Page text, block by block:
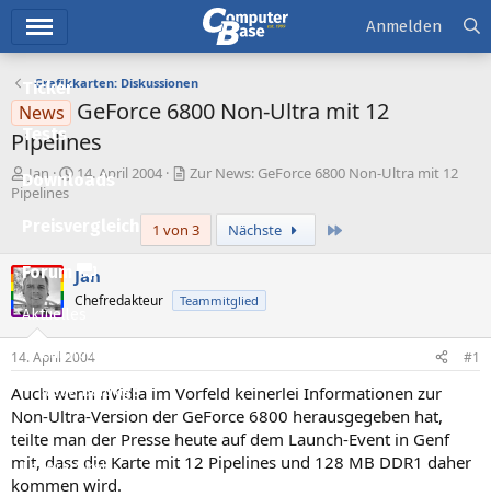
Ticker
Tests
Downloads
Forum
Aktuelles
Empfohlene Inhalte
Neue Beiträge
Neueste Aktivitäten
Leserartikel
Anmelden
Grafikkarten: Diskussionen
News GeForce 6800 Non-Ultra mit 12
Pipelines
E
r
l
l
e
r
Jan
E
l
l
t
m
14. April 2004
Zur News: GeForce 6800 Non-Ultra mit 12
Pipelines
1 von 3
Nächste
Jan
Chefredakteur Teammitglied
14. April 2004 #1
Auch wenn nVidia im Vorfeld keinerlei Informationen zur
Non-Ultra-Version der GeForce 6800 herausgegeben hat,
teilte man der Presse heute auf dem Launch-Event in Genf
mit, dass die Karte mit 12 Pipelines und 128 MB DDR1 daher
kommen wird.